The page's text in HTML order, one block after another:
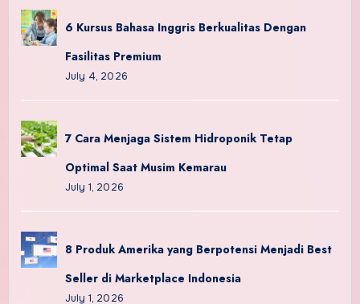
6 Kursus Bahasa Inggris Berkualitas Dengan
Fasilitas Premium
July 4, 2026
7 Cara Menjaga Sistem Hidroponik Tetap
Optimal Saat Musim Kemarau
July 1, 2026
8 Produk Amerika yang Berpotensi Menjadi Best
Seller di Marketplace Indonesia
July 1, 2026